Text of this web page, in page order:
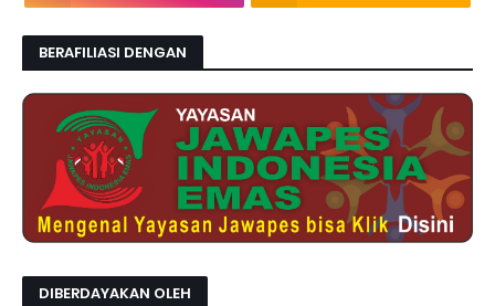
BERAFILIASI DENGAN
DIBERDAYAKAN OLEH